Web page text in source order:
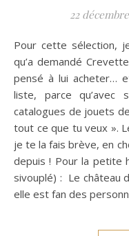
22
Pour cette sélection, je te propose un mix des cadeaux
qu’a demandé
pensé à lui acheter…
liste, parce qu’avec
catalogues de jouets
tout ce que tu veux ».
je te la fais brève, en
depuis ! Pour la petite
sivouplé) : Le château
elle est fan des